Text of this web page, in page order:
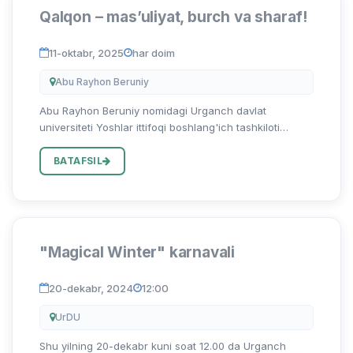
Qalqon – mas’uliyat, burch va sharaf!
11-oktabr, 2025 har doim
Abu Rayhon Beruniy
Abu Rayhon Beruniy nomidagi Urganch davlat
universiteti Yoshlar ittifoqi boshlang'ich tashkiloti
orasida huquqbuzarliklarning oldini olish, tartib-
intizomni mustahkamlash v...
BATAFSIL
"Magical Winter" karnavali
20-dekabr, 2024 12:00
UrDU
Shu yilning 20-dekabr kuni soat 12.00 da Urganch